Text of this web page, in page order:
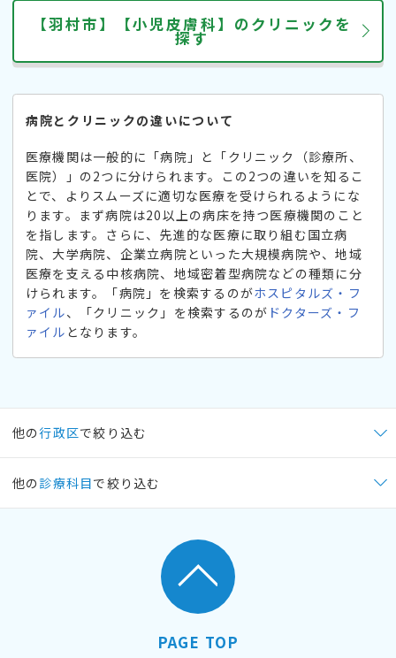
【羽村市】【小児皮膚科】のクリニックを
探す
病院とクリニックの違いについて
医療機関は一般的に「病院」と「クリニック（診療所、
医院）」の2つに分けられます。この2つの違いを知るこ
とで、よりスムーズに適切な医療を受けられるようにな
ります。まず病院は20以上の病床を持つ医療機関のこと
を指します。さらに、先進的な医療に取り組む国立病
院、大学病院、企業立病院といった大規模病院や、地域
医療を支える中核病院、地域密着型病院などの種類に分
けられます。「病院」を検索するのがホスピタルズ・フ
ァイル、「クリニック」を検索するのが ドクターズ・フ
ァイル となります。
他の行政区で絞り込む
他の 診療科目で絞り込む
PAGE TOP